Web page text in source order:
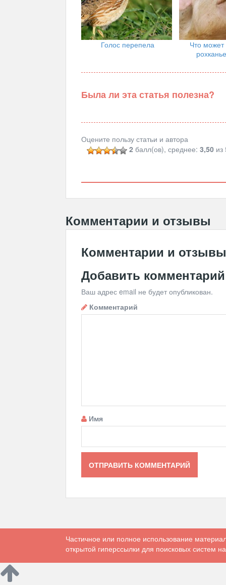
Голос перепела
Что может
Была ли эта статья полезна?
Оцените пользу статьи и автора
2 балл(ов), среднее:3,50 из
Комментарии и отзывы
Комментарии и отзывы
Добавить комментарий
Ваш адрес email не будет опубликован.
Комментарий
Имя
Частичное или полное использование
открытой гиперссылки для поисковых систем